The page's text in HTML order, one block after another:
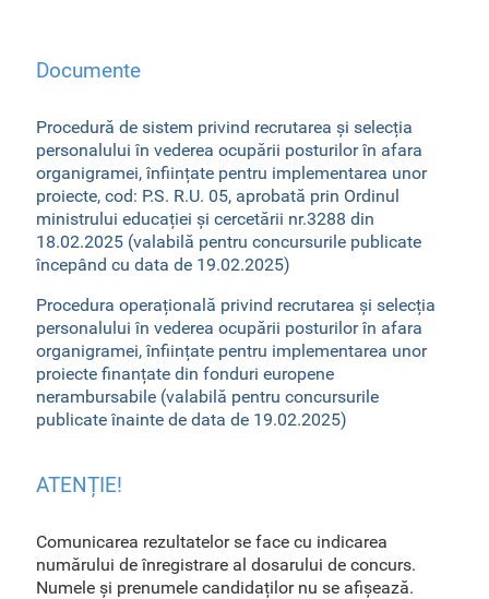
Documente
Procedură de sistem privind recrutarea și selecția
personalului în vederea ocupării posturilor în afara
organigramei, înființate pentru implementarea unor
proiecte, cod: P.S. R.U. 05, aprobată prin Ordinul
ministrului educației și cercetării nr.3288 din
18.02.2025 (valabilă pentru concursurile publicate
începând cu data de 19.02.2025)
Procedura operațională privind recrutarea și selecția
personalului în vederea ocupării posturilor în afara
organigramei, înființate pentru implementarea unor
proiecte finanțate din fonduri europene
nerambursabile (valabilă pentru concursurile
publicate înainte de data de 19.02.2025)
ATENȚIE!
Comunicarea rezultatelor se face cu indicarea
numărului de înregistrare al dosarului de concurs.
Numele și prenumele candidaților nu se afișează.